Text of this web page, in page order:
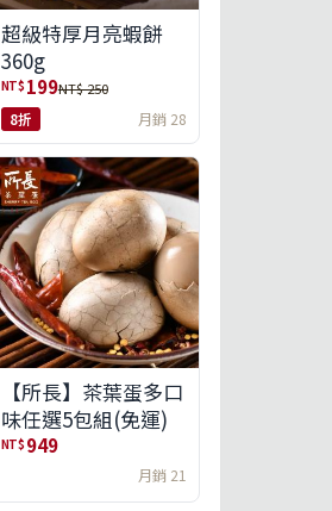
超級特厚月亮蝦餅
360g
NT$ 199NT$ 250
8折 月銷 28
【所長】茶葉蛋多口
味任選5包組(免運)
NT$ 949
月銷 21